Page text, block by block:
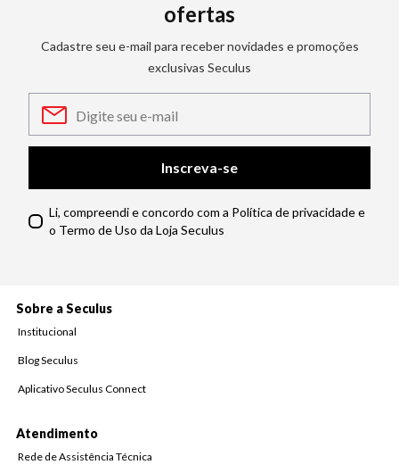
ofertas
Cadastre seu e-mail para receber novidades e promoções
exclusivas Seculus
Inscreva-se
Li, compreendi e concordo com a Política de privacidade e
o Termo de Uso da Loja Seculus
Sobre a Seculus
Institucional
Blog Seculus
Aplicativo Seculus Connect
Atendimento
Rede de Assistência Técnica